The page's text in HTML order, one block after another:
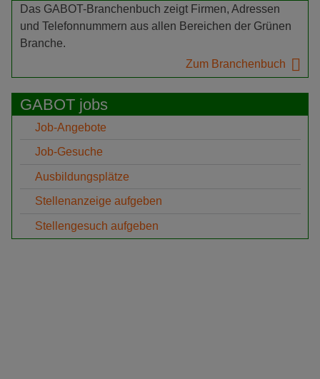
Das GABOT-Branchenbuch zeigt Firmen, Adressen
und Telefonnummern aus allen Bereichen der Grünen
Branche.
Zum Branchenbuch
GABOT jobs
Job-Angebote
Job-Gesuche
Ausbildungsplätze
Stellenanzeige aufgeben
Stellengesuch aufgeben